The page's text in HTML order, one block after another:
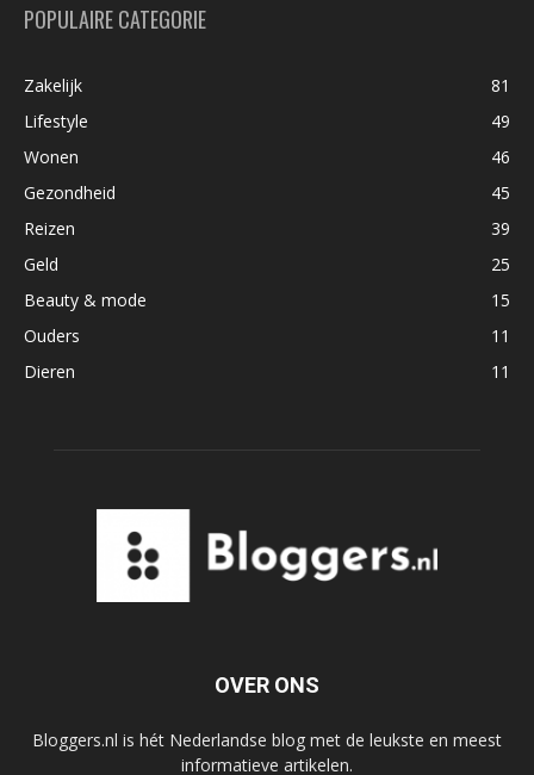
POPULAIRE CATEGORIE
Zakelijk
81
Lifestyle
49
Wonen
46
Gezondheid
45
Reizen
39
Geld
25
Beauty & mode
15
Ouders
11
Dieren
11
OVER ONS
Bloggers.nl is hét Nederlandse blog met de leukste en meest
informatieve artikelen.